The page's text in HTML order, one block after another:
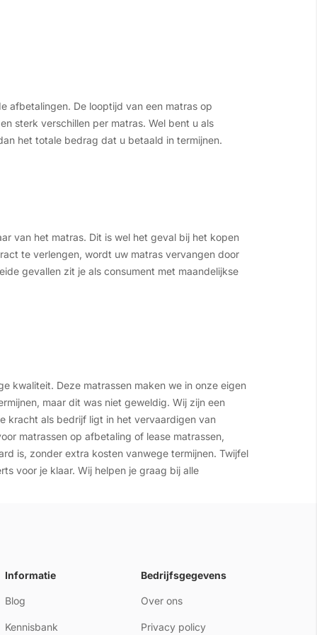
afbetalingen. De looptijd van een matras op
sterk verschillen per matras. Wel bent u als
het totale bedrag dat u betaald in termijnen.
van het matras. Dit is wel het geval bij het kopen
te verlengen, wordt uw matras vervangen door
gevallen zit je als consument met maandelijkse
kwaliteit. Deze matrassen maken we in onze eigen
maar dit was niet geweldig. Wij zijn een
kracht als bedrijf ligt in het vervaardigen van
matrassen op afbetaling of lease matrassen,
is, zonder extra kosten vanwege termijnen. Twijfel
voor je klaar. Wij helpen je graag bij alle
Informatie
Blog
Kennisbank
Bedrijfsgegevens
Over ons
Privacy policy